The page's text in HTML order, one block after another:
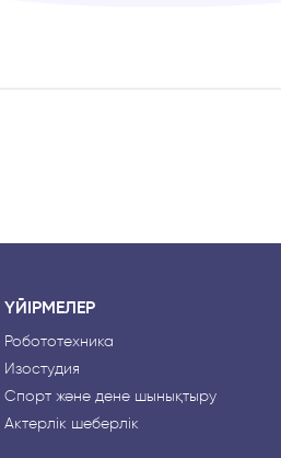
ҮЙІРМЕЛЕР
Робототехника
Изостудия
Спорт және дене шынықтыру
Актерлік шеберлік